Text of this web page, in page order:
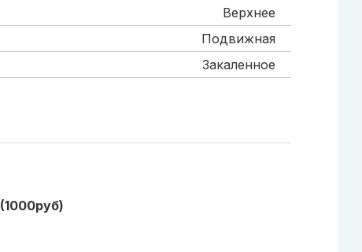
Верхнее
Подвижная
Закаленное
(1000руб)